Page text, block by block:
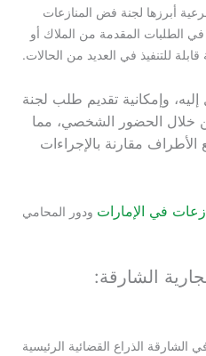
أبرزها لجنة فض المنازعات
في الطلبات المقدمة من الملاك أو
للتنفيذ في العديد من الحالات.
وإمكانية تقديم طلب لجنة
خلال الحضور الشخصي، مما
مقارنة بالإجراءات
في الإمارات ودور المحامي
الشارقة:
الشارقة الذراع القضائية الرئيسية